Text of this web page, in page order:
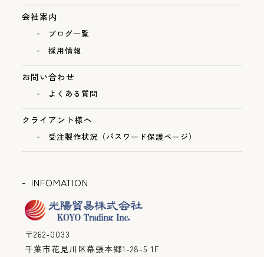
会社案内
ブログ一覧
採用情報
お問い合わせ
よくある質問
クライアント様へ
受注製作状況（パスワード保護ページ）
INFOMATION
〒262-0033
千葉市花見川区幕張本郷1-28-5 1F